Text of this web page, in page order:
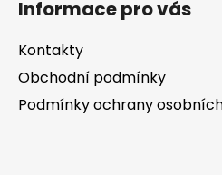
Informace pro vás
Kontakty
Obchodní podmínky
Podmínky ochrany